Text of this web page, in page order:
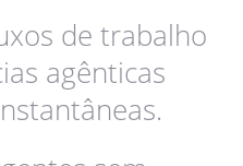
de trabalho
agênticas